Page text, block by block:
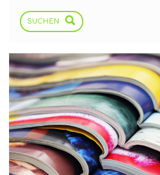
SUCHEN